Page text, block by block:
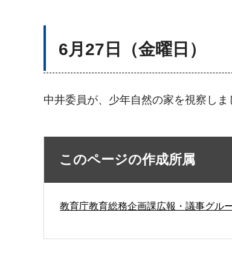
6月27日（金曜日）
中井委員が、少年自然の家を視察しま
このページの作成所属
教育庁教育総務企画課広報・議事グル